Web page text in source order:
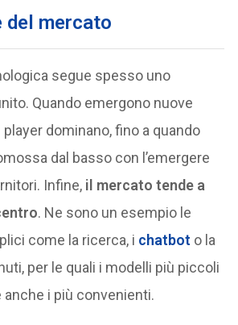
del mercato
segue spesso uno
Quando emergono nuove
dominano, fino a quando
dal basso con l’emergere
Infine, il mercato tende a
. Ne sono un esempio le
come la ricerca, i chatbot o la
per le quali i modelli più piccoli
i più convenienti.